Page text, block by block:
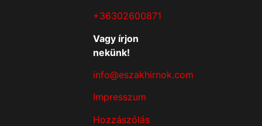
+36302600871
Vagy írjon
nekünk!
info@eszakhirnok.com
Impresszum
Hozzászólás